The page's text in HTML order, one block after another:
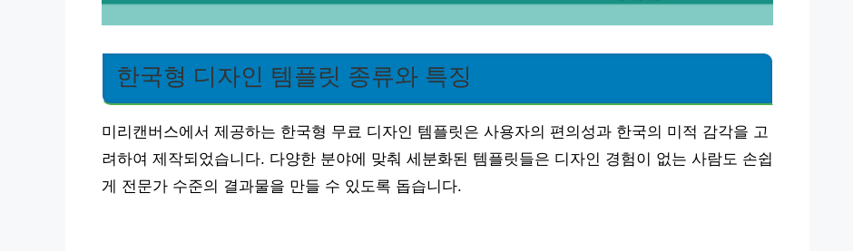
한국형 디자인 템플릿 종류와 특징
미리캔버스에서 제공하는 한국형 무료 디자인 템플릿은 사용자의 편의성과 한국의 미적 감각을 고
려하여 제작되었습니다. 다양한 분야에 맞춰 세분화된 템플릿들은 디자인 경험이 없는 사람도 손쉽
게 전문가 수준의 결과물을 만들 수 있도록 돕습니다.